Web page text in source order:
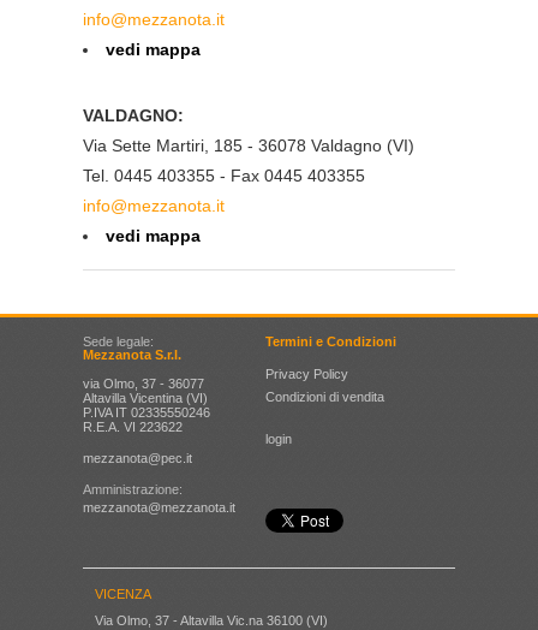
info@mezzanota.it
vedi mappa
VALDAGNO:
Via Sette Martiri, 185 - 36078 Valdagno (VI)
Tel. 0445 403355 - Fax 0445 403355
info@mezzanota.it
vedi mappa
Sede legale:
Mezzanota S.r.l.
via Olmo, 37 - 36077
Altavilla Vicentina (VI)
P.IVA IT 02335550246
R.E.A. VI 223622
mezzanota@pec.it
Amministrazione:
mezzanota@mezzanota.it
Termini e Condizioni
Privacy Policy
Condizioni di vendita
login
VICENZA
Via Olmo, 37 - Altavilla Vic.na 36100 (VI)